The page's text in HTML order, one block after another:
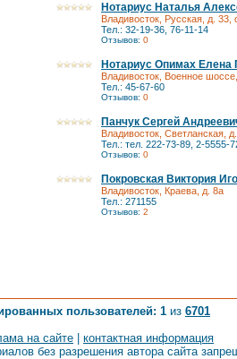
Нотариус Наталья
Владивосток, Русская, д. 33,
Тел.: 32-19-36, 76-11-14
Отзывов: 0
Нотариус Опимах Елена
Владивосток, Военное
Тел.: 45-67-60
Отзывов: 0
Панчук Сергей
Владивосток, Светланская,
Тел.: тел. 222-73-89, 2-5555-
Отзывов: 0
Покровская Виктория
Владивосток, Краева, д. 8а
Тел.: 271155
Отзывов: 2
пользователей: 1 из 6701
на сайте
контактная информация
без разрешения автора сайта